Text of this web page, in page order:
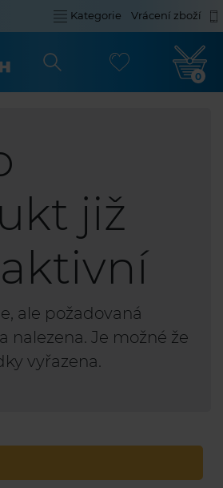
Kategorie Vrácení zboží
0
již
ale požadovaná
nalezena. Je možné že
vyřazena.